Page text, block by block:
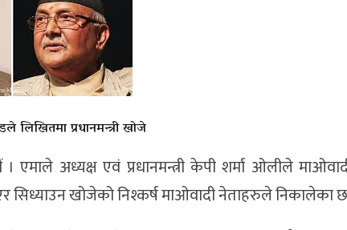
लिखितमा प्रधानमन्त्री खोजे
एमाले अध्यक्ष एवं प्रधानमन्त्री केपी शर्मा ओलीले
सिध्याउन खोजेको निश्कर्ष माओवादी नेताहरुले निकालेका